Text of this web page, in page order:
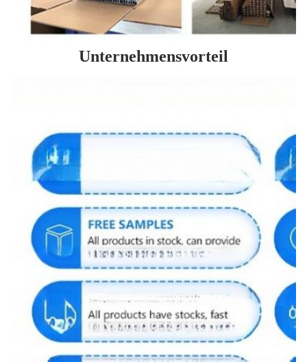
Unternehmensvorteil